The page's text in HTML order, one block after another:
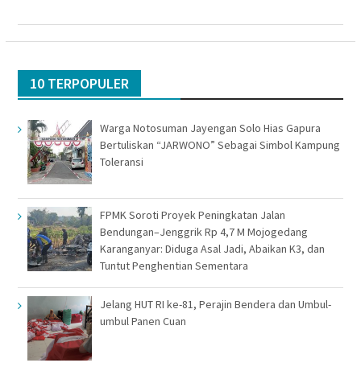
10 TERPOPULER
Warga Notosuman Jayengan Solo Hias Gapura
Bertuliskan “JARWONO” Sebagai Simbol Kampung
Toleransi
FPMK Soroti Proyek Peningkatan Jalan
Bendungan–Jenggrik Rp 4,7 M Mojogedang
Karanganyar: Diduga Asal Jadi, Abaikan K3, dan
Tuntut Penghentian Sementara
Jelang HUT RI ke-81, Perajin Bendera dan Umbul-
umbul Panen Cuan